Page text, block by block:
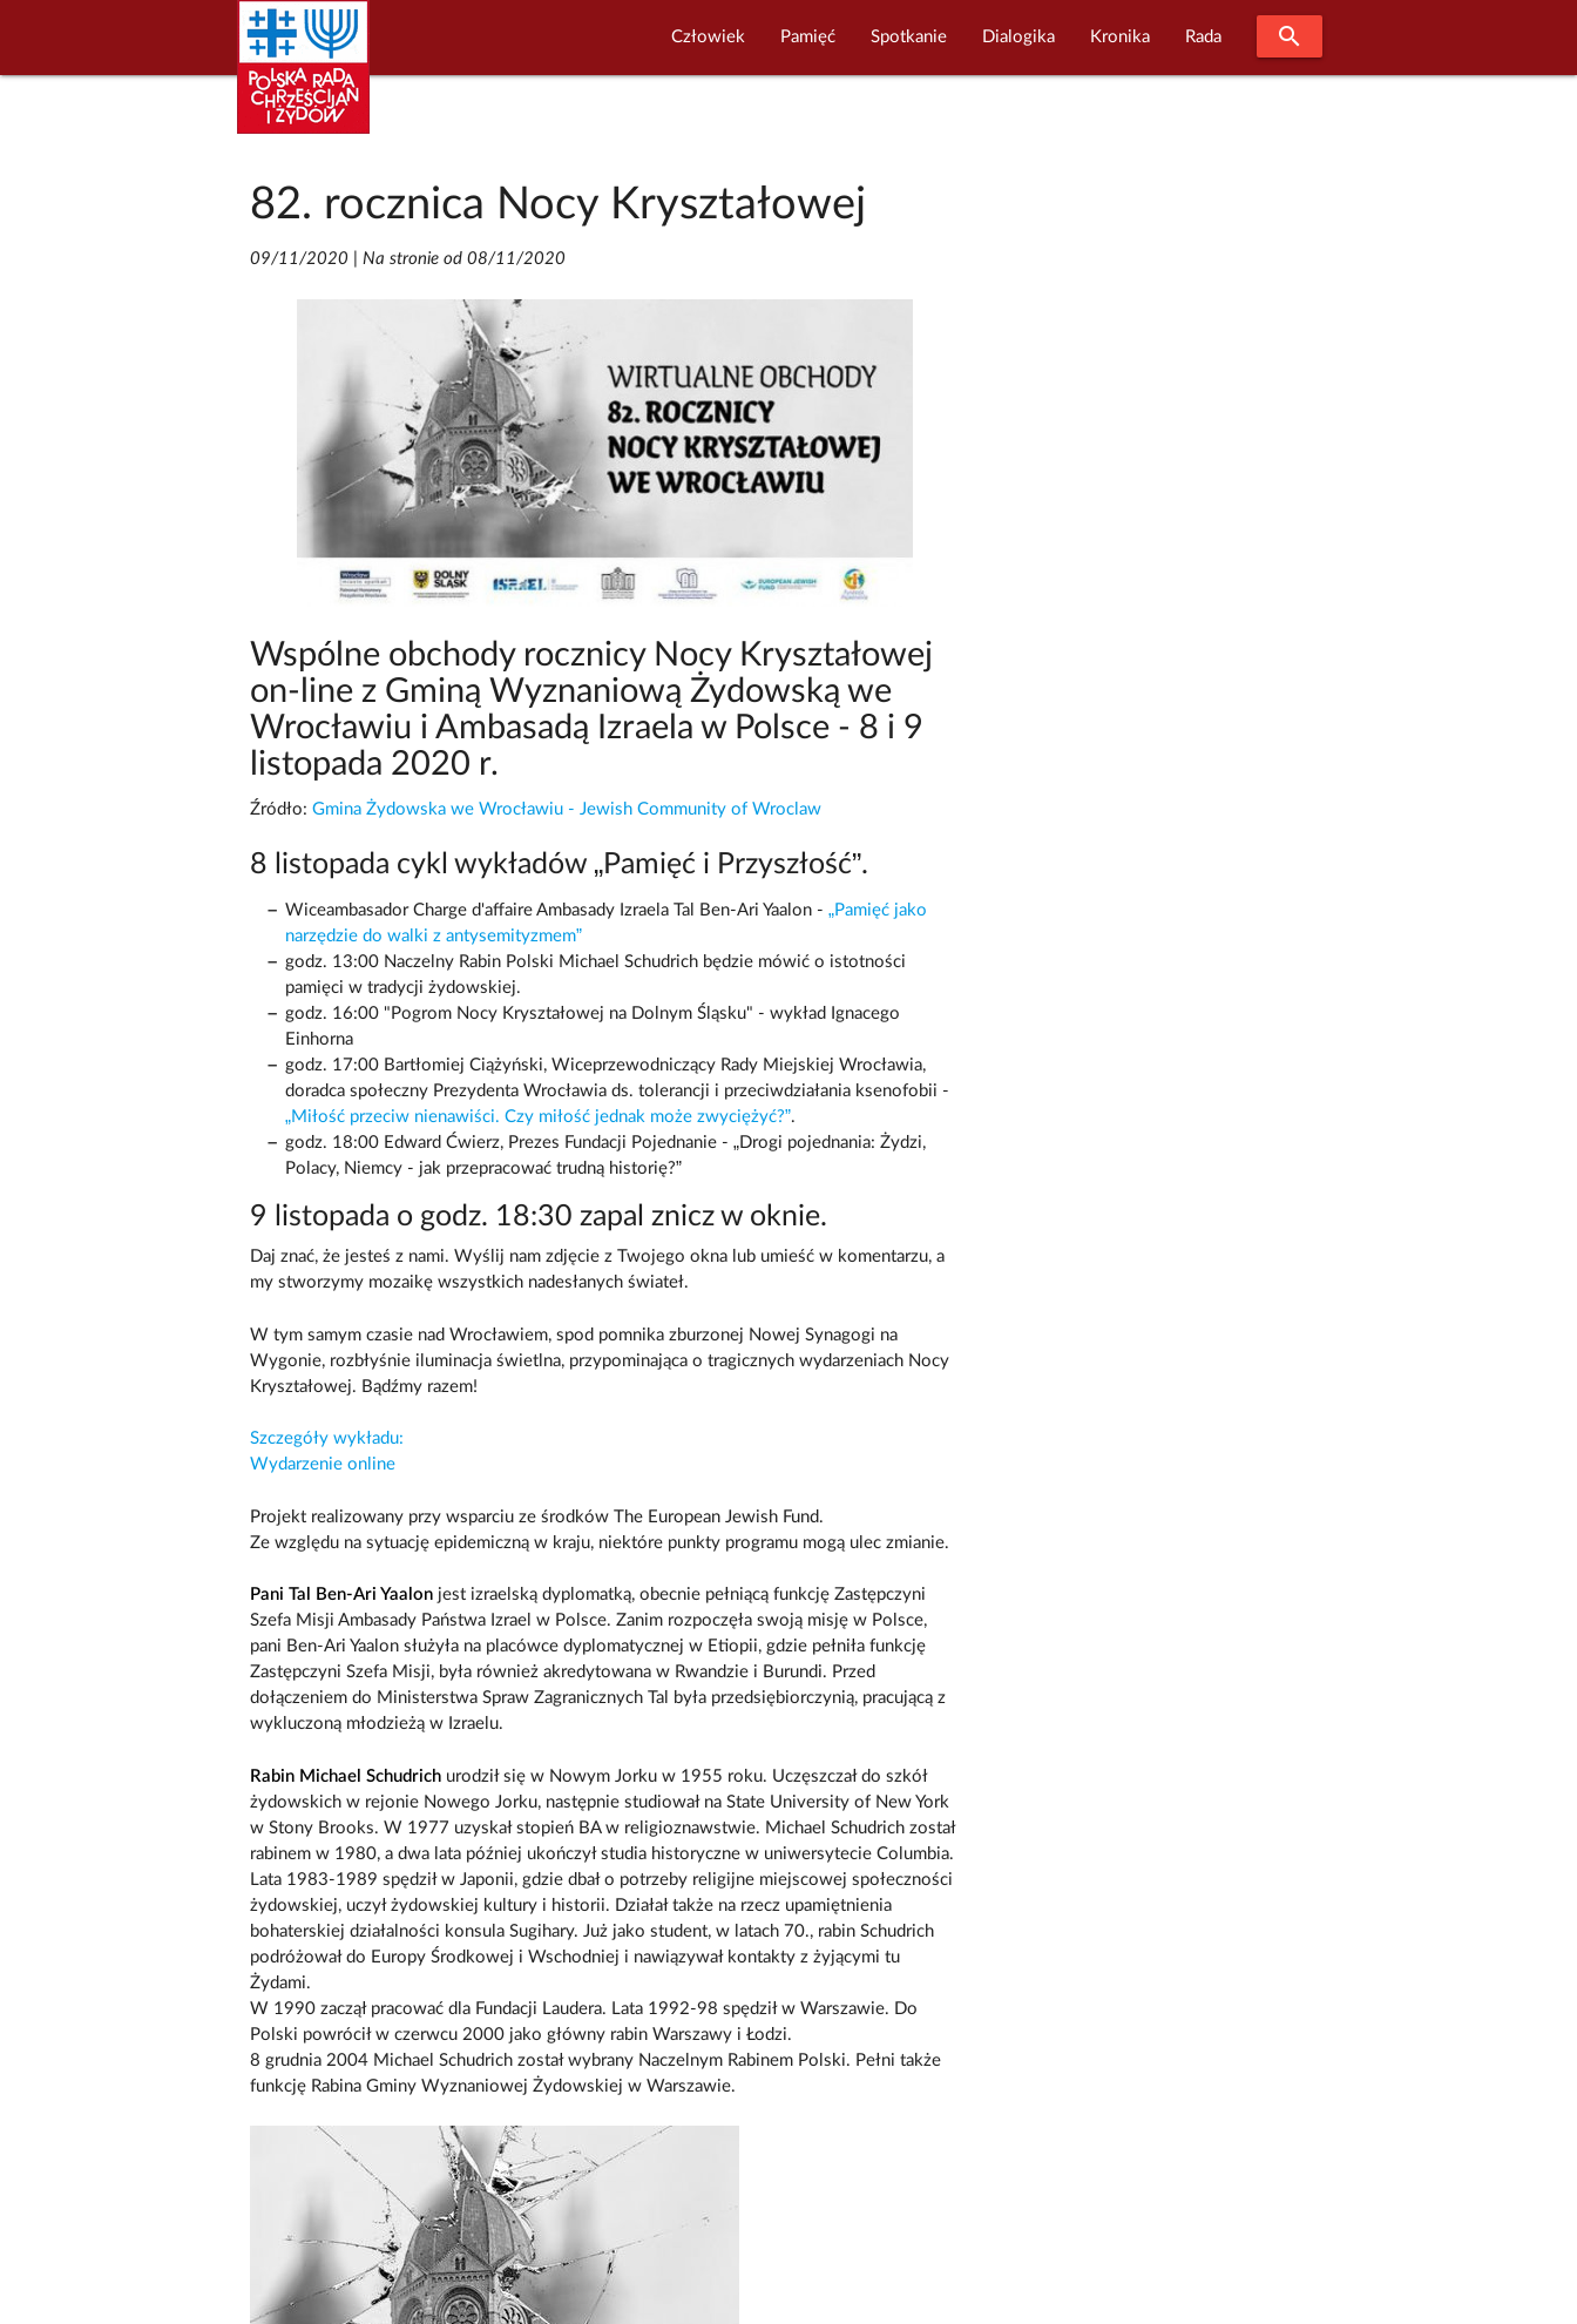
Człowiek Pamięć Spotkanie Dialogika Kronika Rada search
82. rocznica Nocy Kryształowej
09/11/2020| Na stronie od 08/11/2020
Wspólne obchody rocznicy Nocy Kryształowej
on-line z Gminą Wyznaniową Żydowską we
Wrocławiu i Ambasadą Izraela w Polsce - 8 i 9
listopada 2020 r.
Źródło: Gmina Żydowska we Wrocławiu - Jewish Community of Wroclaw
8 listopada cykl wykładów „Pamięć i Przyszłość”.
Wiceambasador Charge d'affaire Ambasady Izraela Tal Ben-Ari Yaalon - „Pamięć jako
narzędzie do walki z antysemityzmem”
godz. 13:00 Naczelny Rabin Polski Michael Schudrich będzie mówić o istotności
pamięci w tradycji żydowskiej.
godz. 16:00 "Pogrom Nocy Kryształowej na Dolnym Śląsku" - wykład Ignacego
Einhorna
godz. 17:00 Bartłomiej Ciążyński, Wiceprzewodniczący Rady Miejskiej Wrocławia,
doradca społeczny Prezydenta Wrocławia ds. tolerancji i przeciwdziałania ksenofobii -
„Miłość przeciw nienawiści. Czy miłość jednak może zwyciężyć?”.
godz. 18:00 Edward Ćwierz, Prezes Fundacji Pojednanie - „Drogi pojednania: Żydzi,
Polacy, Niemcy - jak przepracować trudną historię?”
9 listopada o godz. 18:30 zapal znicz w oknie.
Daj znać, że jesteś z nami. Wyślij nam zdjęcie z Twojego okna lub umieść w komentarzu, a
my stworzymy mozaikę wszystkich nadesłanych świateł.
W tym samym czasie nad Wrocławiem, spod pomnika zburzonej Nowej Synagogi na
Wygonie, rozbłyśnie iluminacja świetlna, przypominająca o tragicznych wydarzeniach Nocy
Kryształowej. Bądźmy razem!
Szczegóły wykładu:
Wydarzenie online
Projekt realizowany przy wsparciu ze środków The European Jewish Fund.
Ze względu na sytuację epidemiczną w kraju, niektóre punkty programu mogą ulec zmianie.
Pani Tal Ben-Ari Yaalonjest izraelską dyplomatką, obecnie pełniącą funkcję Zastępczyni
Szefa Misji Ambasady Państwa Izrael w Polsce. Zanim rozpoczęła swoją misję w Polsce,
pani Ben-Ari Yaalon służyła na placówce dyplomatycznej w Etiopii, gdzie pełniła funkcję
Zastępczyni Szefa Misji, była również akredytowana w Rwandzie i Burundi. Przed
dołączeniem do Ministerstwa Spraw Zagranicznych Tal była przedsiębiorczynią, pracującą z
wykluczoną młodzieżą w Izraelu.
Rabin Michael Schudrichurodził się w Nowym Jorku w 1955 roku. Uczęszczał do szkół
żydowskich w rejonie Nowego Jorku, następnie studiował na State University of New York
w Stony Brooks. W 1977 uzyskał stopień BA w religioznawstwie. Michael Schudrich został
rabinem w 1980, a dwa lata później ukończył studia historyczne w uniwersytecie Columbia.
Lata 1983-1989 spędził w Japonii, gdzie dbał o potrzeby religijne miejscowej społeczności
żydowskiej, uczył żydowskiej kultury i historii. Działał także na rzecz upamiętnienia
bohaterskiej działalności konsula Sugihary. Już jako student, w latach 70., rabin Schudrich
podróżował do Europy Środkowej i Wschodniej i nawiązywał kontakty z żyjącymi tu
Żydami.
W 1990 zaczął pracować dla Fundacji Laudera. Lata 1992-98 spędził w Warszawie. Do
Polski powrócił w czerwcu 2000 jako główny rabin Warszawy i Łodzi.
8 grudnia 2004 Michael Schudrich został wybrany Naczelnym Rabinem Polski. Pełni także
funkcję Rabina Gminy Wyznaniowej Żydowskiej w Warszawie.